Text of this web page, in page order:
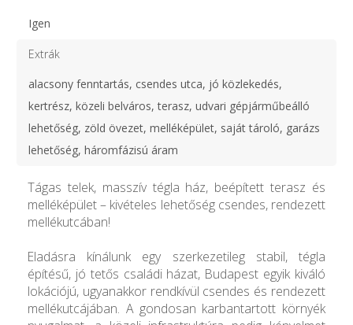
Igen
Extrák
alacsony fenntartás, csendes utca, jó közlekedés,
kertrész, közeli belváros, terasz, udvari gépjárműbeálló
lehetőség, zöld övezet, melléképület, saját tároló, garázs
lehetőség, háromfázisú áram
Tágas telek, masszív tégla ház, beépített terasz és
melléképület – kivételes lehetőség csendes, rendezett
mellékutcában!
Eladásra kínálunk egy szerkezetileg stabil, tégla
építésű, jó tetős családi házat, Budapest egyik kiváló
lokációjú, ugyanakkor rendkívül csendes és rendezett
mellékutcájában. A gondosan karbantartott környék